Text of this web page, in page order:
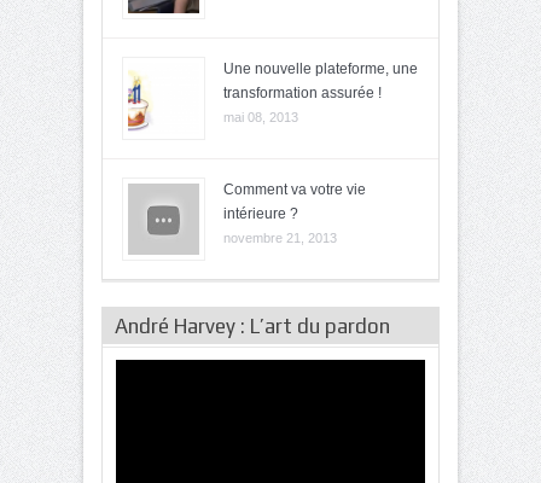
Une nouvelle plateforme, une
transformation assurée !
mai 08, 2013
Comment va votre vie
intérieure ?
novembre 21, 2013
André Harvey : L’art du pardon